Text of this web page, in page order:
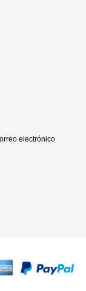
electrónico